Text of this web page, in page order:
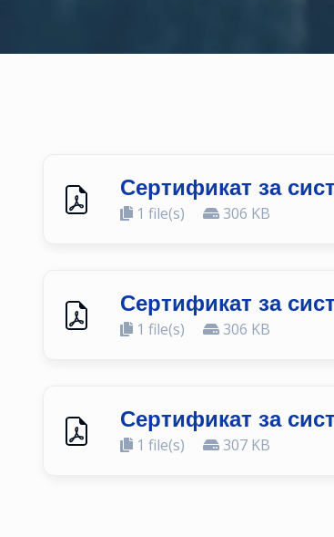
Сертификат за
1 file(s) 306 KB
Сертификат за
1 file(s) 306 KB
Сертификат за
1 file(s) 307 KB